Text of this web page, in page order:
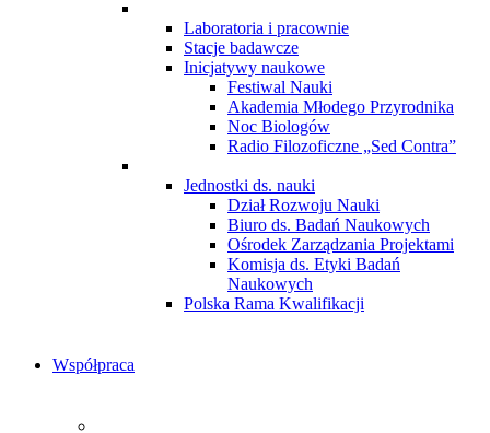
Laboratoria i pracownie
Stacje badawcze
Inicjatywy naukowe
Festiwal Nauki
Akademia Młodego Przyrodnika
Noc Biologów
Radio Filozoficzne „Sed Contra”
Jednostki ds. nauki
Dział Rozwoju Nauki
Biuro ds. Badań Naukowych
Ośrodek Zarządzania Projektami
Komisja ds. Etyki Badań
Naukowych
Polska Rama Kwalifikacji
Współpraca